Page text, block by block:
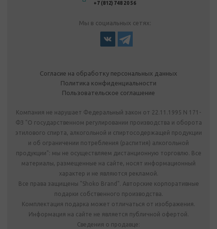
+7 (812) 748 20 56
Мы в социальных сетях:
Согласие на обработку персональных данных
Политика конфиденциальности
Пользовательское соглашение
Компания не нарушает Федеральный закон от 22.11.1995 N 171-
ФЗ "О государственном регулировании производства и оборота
этилового спирта, алкогольной и спиртосодержащей продукции
и об ограничении потребления (распития) алкогольной
продукции": мы не осуществляем дистанционную торговлю. Все
материалы, размещенные на сайте, носят информационный
характер и не являются рекламой.
Все права защищены "Shoko Brand". Авторские корпоративные
подарки собственного производства.
Комплектация подарка может отличаться от изображения.
Информация на сайте не является публичной офертой.
Сведения о продавце: